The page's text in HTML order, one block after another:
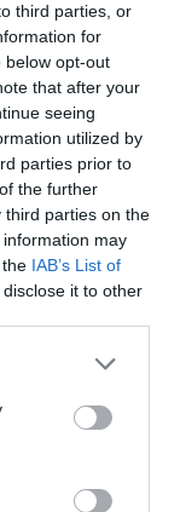
third parties, or
for
below opt-out
that after your
seeing
utilized by
parties prior to
the further
third parties on the
information may
IAB’s List of
it to other
bureaux
aucun
2020, qui sera
renouvelée.
rendre dans
2018 (il
2019), les
ou des
les
Grâce à ces
Fiscale
Unique de